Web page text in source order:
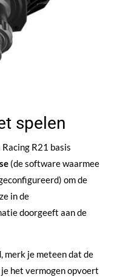
spelen
R21 basis
(de software waarmee
om de
in de
doorgeeft aan de
merk je meteen dat de
het vermogen opvoert